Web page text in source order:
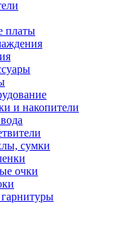
платы
и накопители
сумки
очки